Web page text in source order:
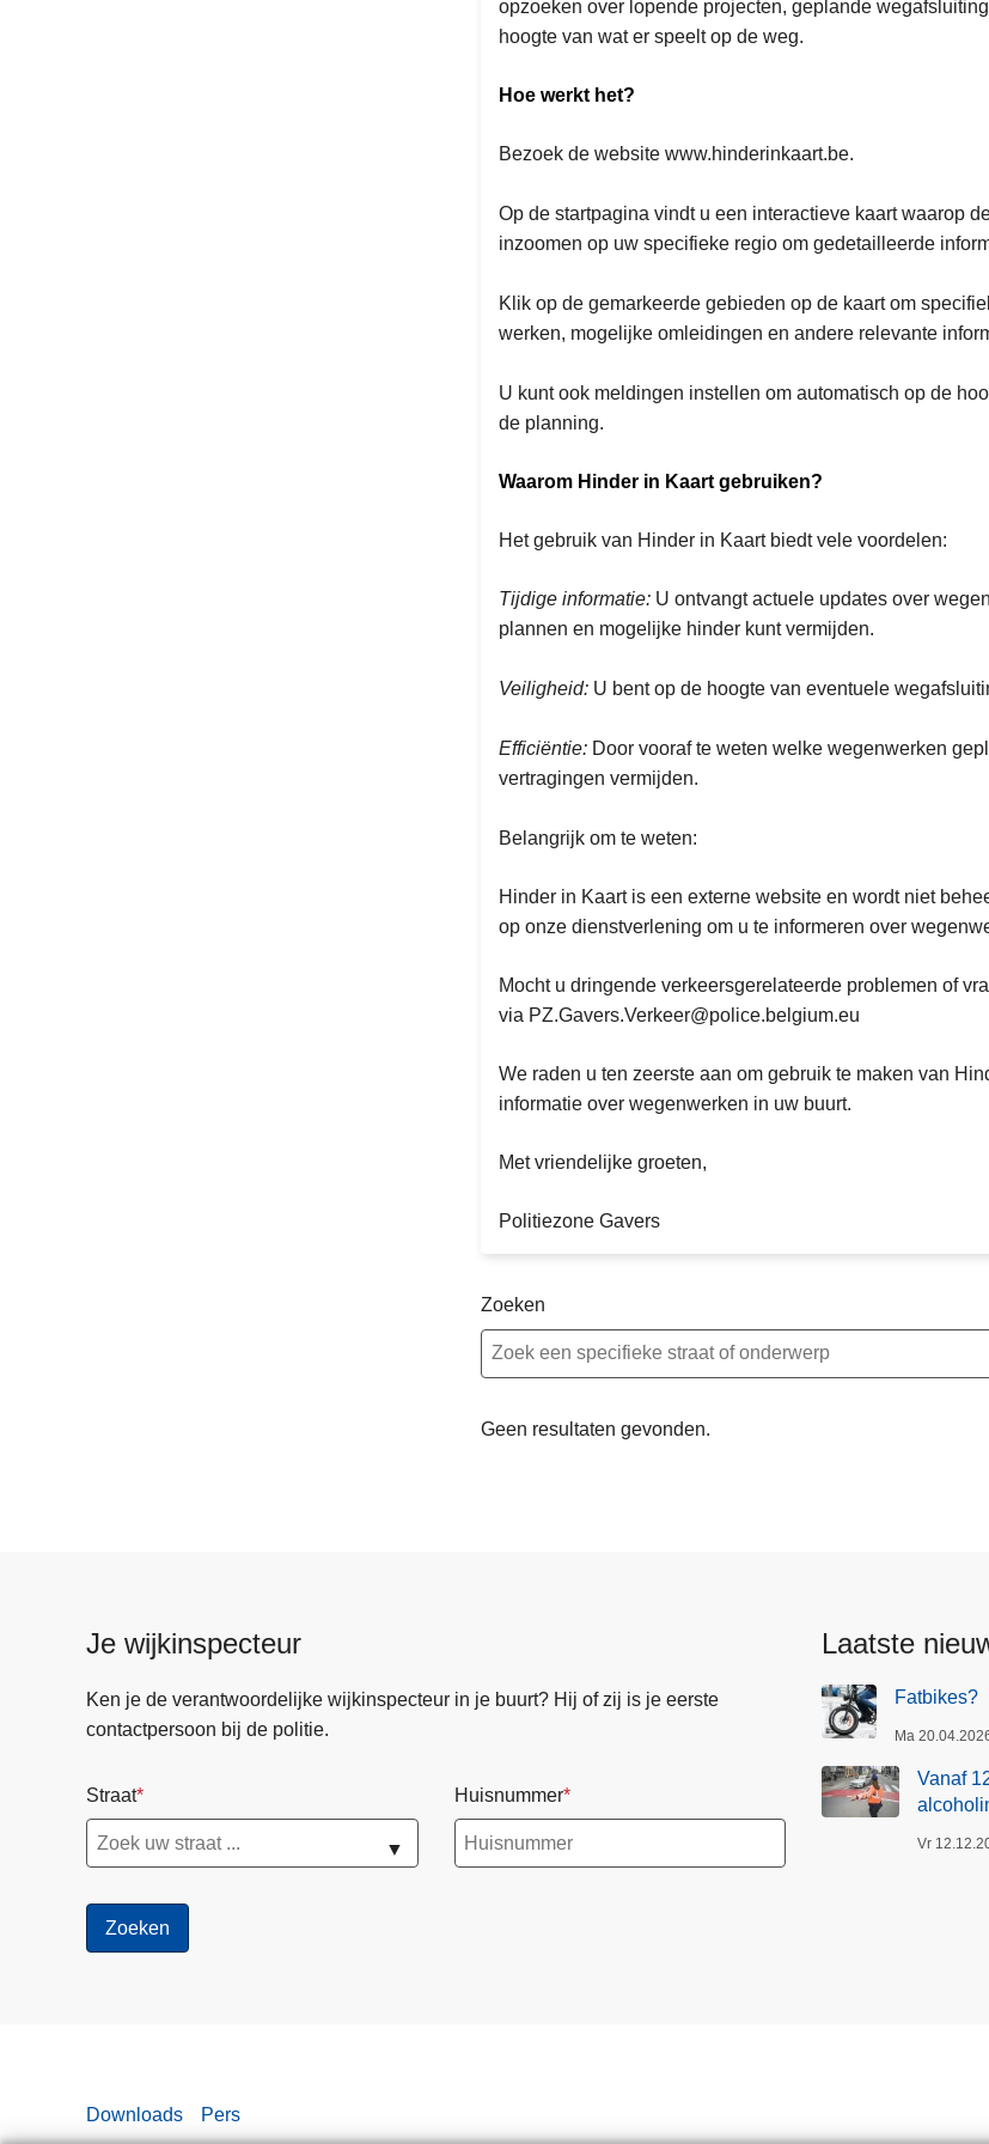
opzoeken over lopende projecten, geplande
hoogte van wat er speelt op de weg.
Hoe werkt het?
Bezoek de website www.hinderinkaart.be.
Op de startpagina vindt u een interactieve kaart waarop
inzoomen op uw specifieke regio om gedetailleerde
Klik op de gemarkeerde gebieden op de kaart om
werken, mogelijke omleidingen en andere relevante
U kunt ook meldingen instellen om automatisch op de
de planning.
Waarom Hinder in Kaart gebruiken?
Het gebruik van Hinder in Kaart biedt vele voordelen:
Tijdige informatie: U ontvangt actuele updates over
plannen en mogelijke hinder kunt vermijden.
Veiligheid: U bent op de hoogte van eventuele
Efficiëntie: Door vooraf te weten welke wegenwerken
vertragingen vermijden.
Belangrijk om te weten:
Hinder in Kaart is een externe website en wordt niet
op onze dienstverlening om u te informeren over
Mocht u dringende verkeersgerelateerde problemen of
via PZ.Gavers.Verkeer@police.belgium.eu
We raden u ten zeerste aan om gebruik te maken van
informatie over wegenwerken in uw buurt.
Met vriendelijke groeten,
Politiezone Gavers
Zoeken
Geen resultaten gevonden.
Je wijkinspecteur
Ken je de verantwoordelijke wijkinspecteur in je buurt? Hij of zij is je eerste
contactpersoon bij de politie.
Straat
▼
Huisnummer
Laatste
Fatbikes?
Ma
Vanaf
Vr
Downloads Pers